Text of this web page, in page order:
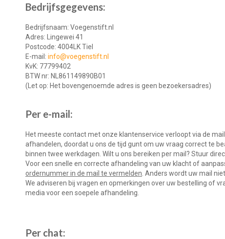
Bedrijfsgegevens:
Bedrijfsnaam: Voegenstift.nl
Adres: Lingewei 41
Postcode: 4004LK Tiel
E-mail: info@voegenstift.nl
KvK: 77799402
BTW nr: NL861149890B01
(Let op: Het bovengenoemde adres is geen bezoekersadres)
Per e-mail:
Het meeste contact met onze klantenservice verloopt via de
afhandelen, doordat u ons de tijd gunt om uw vraag correct te
binnen twee werkdagen. Wilt u ons bereiken per mail? Stuur
Voor een snelle en correcte afhandeling van uw klacht of
ordernummer in de mail te vermelden . Anders wordt uw mail
We adviseren bij vragen en opmerkingen over uw bestelling of
media voor een soepele afhandeling.
Per chat: